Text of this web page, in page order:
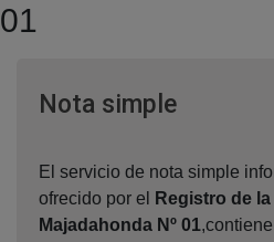
01
Nota simpleVentana
El servicio de nota simple
ofrecido por el
Registro de
Majadahonda Nº 01